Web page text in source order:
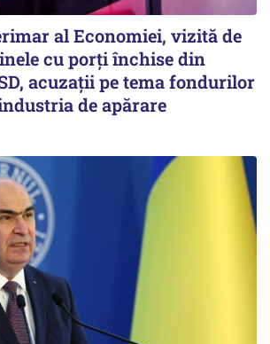
al Economiei, vizită de
cu porți închise din
acuzații pe tema fondurilor
de apărare